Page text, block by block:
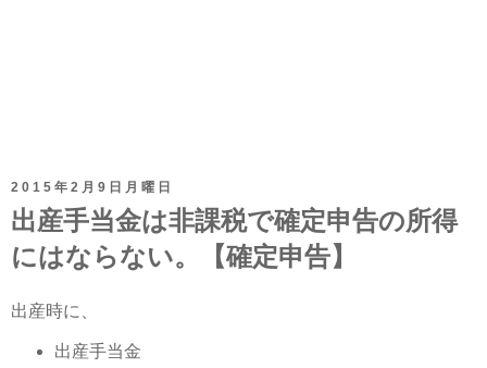
2015年2月9日月曜日
出産手当金は非課税で確定申告の所得
にはならない。【確定申告】
出産時に、
出産手当金